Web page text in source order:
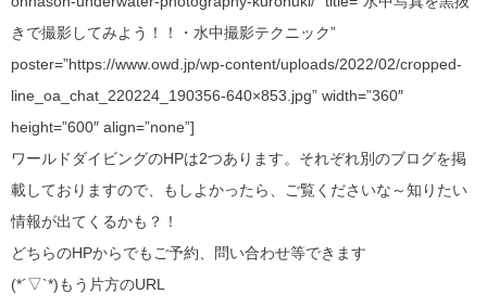
きで撮影してみよう！！・水中撮影テクニック”
poster=”https://www.owd.jp/wp-content/uploads/2022/02/cropped-
line_oa_chat_220224_190356-640×853.jpg” width=”360″
height=”600″ align=”none”]
ワールドダイビングのHPは2つあります。それぞれ別のブログを掲
載しておりますので、もしよかったら、ご覧くださいな～知りたい
情報が出てくるかも？！
どちらのHPからでもご予約、問い合わせ等できます
(*´▽`*)もう片方のURL